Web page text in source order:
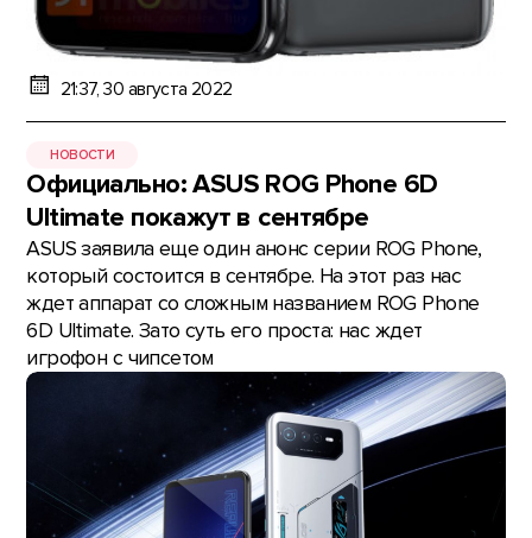
21:37, 30 августа 2022
НОВОСТИ
Официально: ASUS ROG Phone 6D
Ultimate покажут в сентябре
ASUS заявила еще один анонс серии ROG Phone,
который состоится в сентябре. На этот раз нас
ждет аппарат со сложным названием ROG Phone
6D Ultimate. Зато суть его проста: нас ждет
игрофон с чипсетом